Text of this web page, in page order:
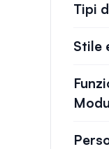
Tipi
Stile